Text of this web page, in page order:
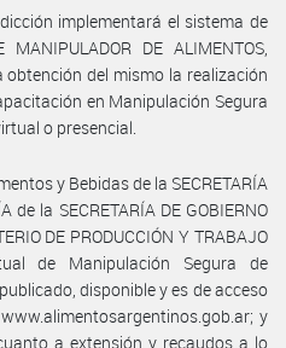
implementará el sistema de
DE ALIMENTOS,
del mismo la realización
en Manipulación Segura
o presencial.
y Bebidas de la SECRETARÍA
de la SECRETARÍA DE GOBIERNO
DE PRODUCCIÓN Y TRABAJO
de Manipulación Segura de
disponible y es de acceso
y
a extensión y recaudos a lo